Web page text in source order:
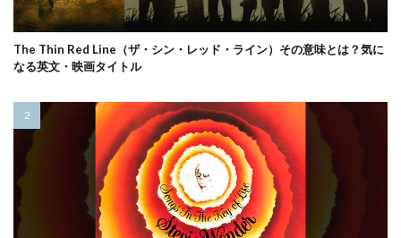
The Thin Red Line（ザ・シン・レッド・ライン）その意味とは？気に
なる英文・映画タイトル